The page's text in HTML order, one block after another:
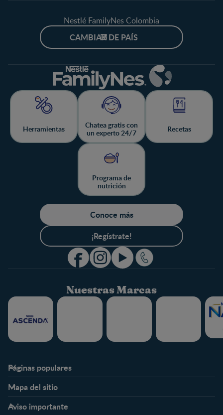
Nestlé FamilyNes Colombia
CAMBIAR DE PAÍS
Herramientas
Chatea gratis con
un experto 24/7
Recetas
Programa de
nutrición
Conoce más
¡Regístrate!
Nuestras Marcas
Páginas populares
Expertos en Nutrición
Preguntas Frecuentes
Mapa del sitio
Preconcepción
Aviso importante